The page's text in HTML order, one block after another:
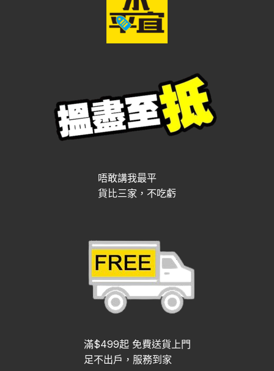
唔敢講我最平
貨比三家，不吃虧
滿$499起 免費送貨上門
足不出戶，服務到家